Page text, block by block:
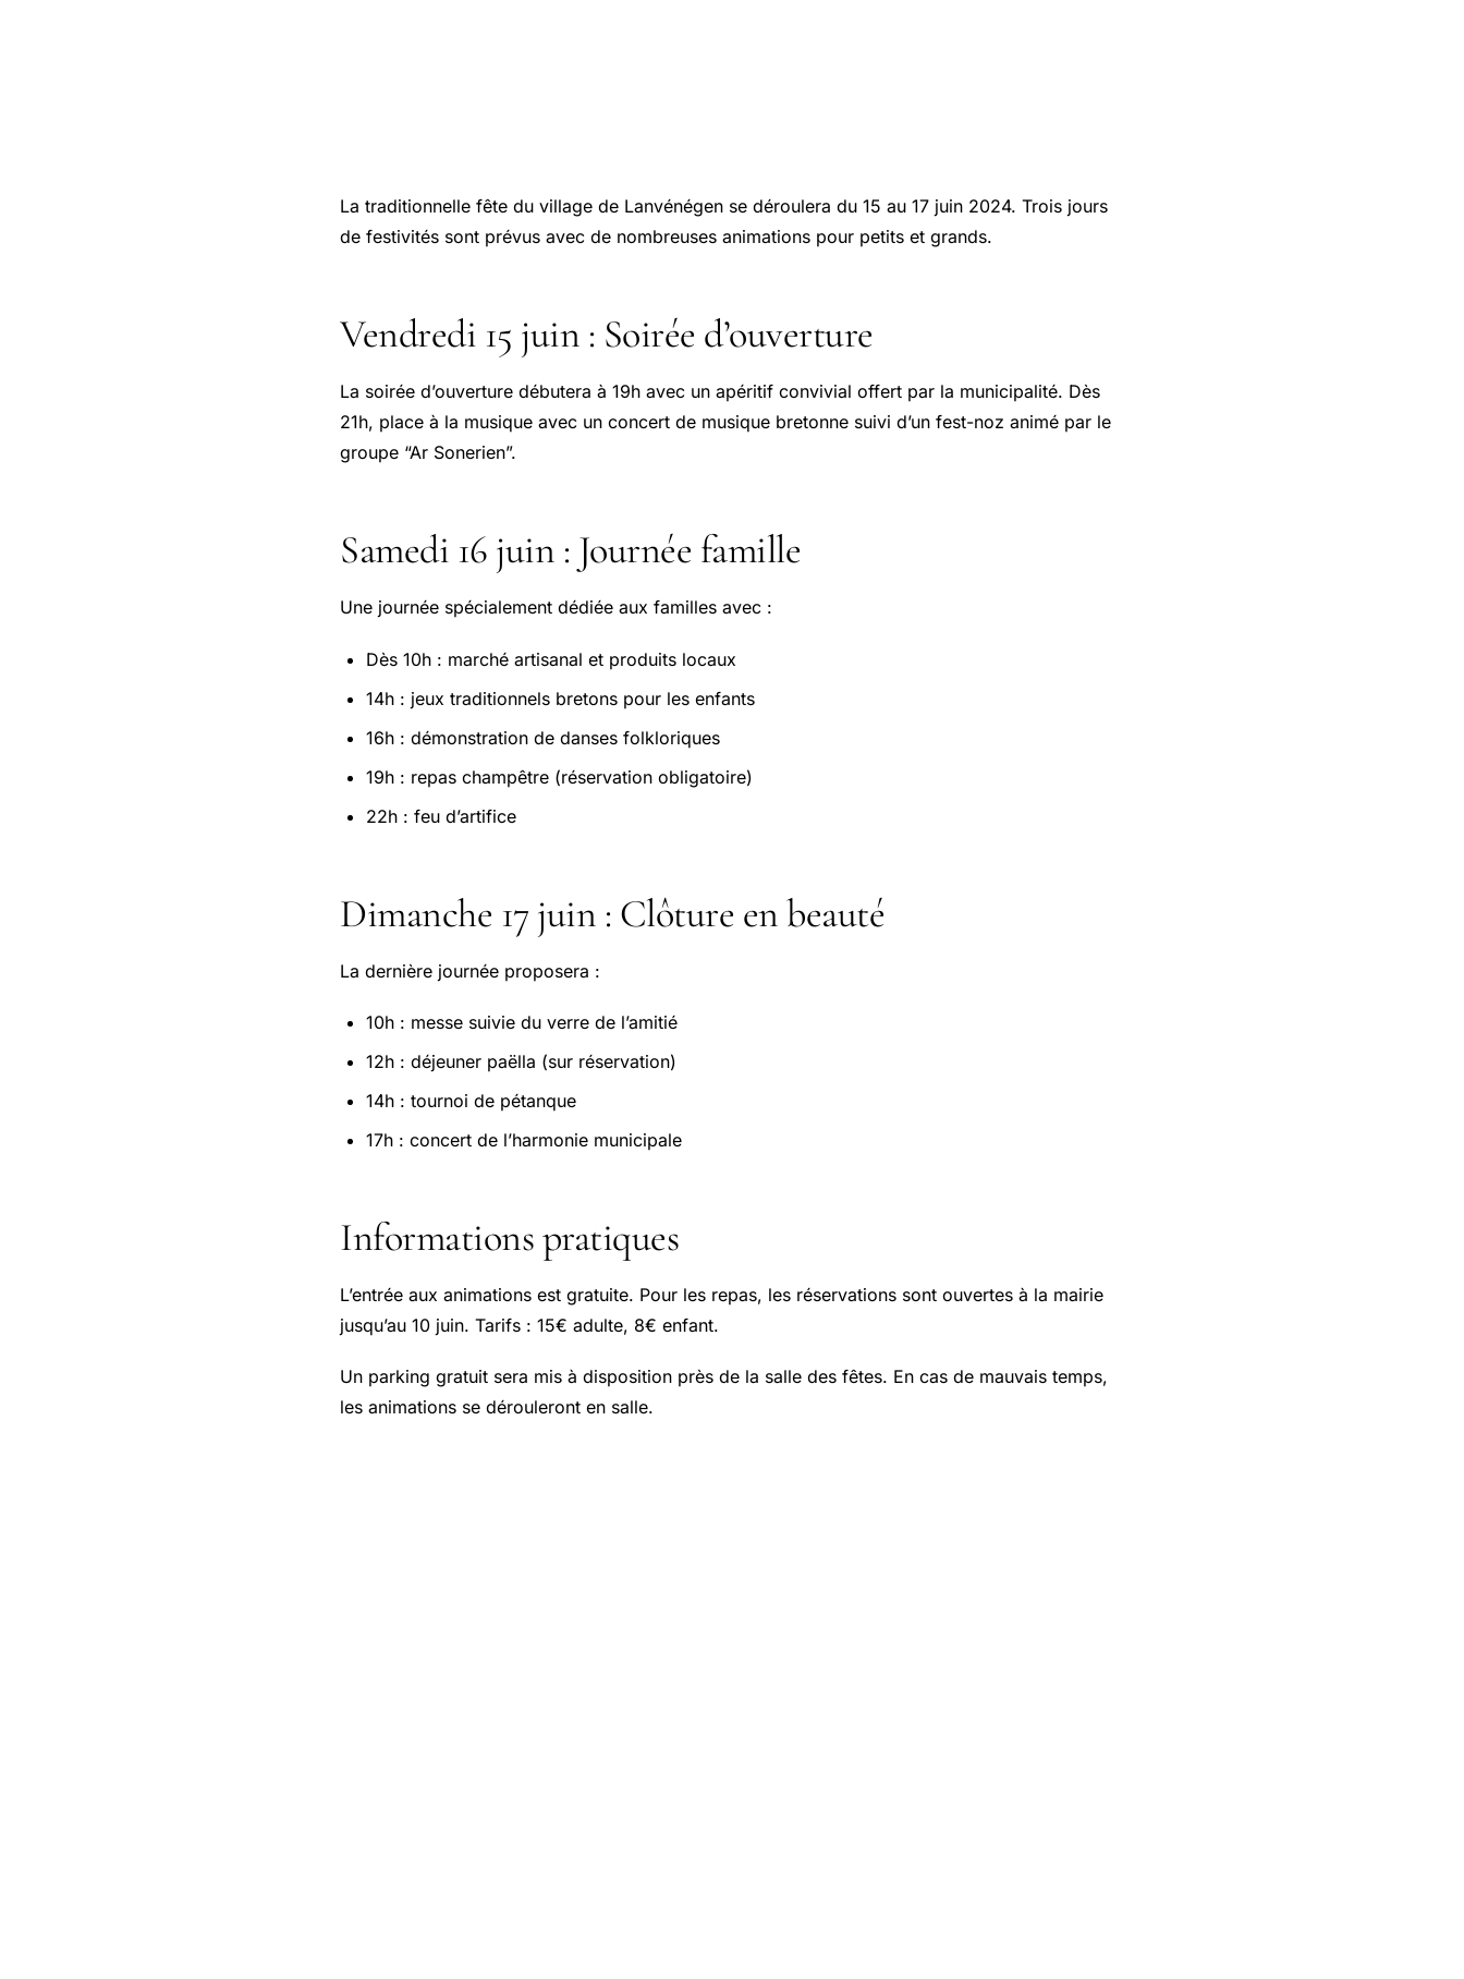
La traditionnelle fête du village de Lanvénégen se déroulera du 15 au 17 juin 2024. Trois jours
de festivités sont prévus avec de nombreuses animations pour petits et grands.
Vendredi 15 juin : Soirée d’ouverture
La soirée d’ouverture débutera à 19h avec un apéritif convivial offert par la municipalité. Dès
21h, place à la musique avec un concert de musique bretonne suivi d’un fest-noz animé par le
groupe “Ar Sonerien”.
Samedi 16 juin : Journée famille
Une journée spécialement dédiée aux familles avec :
Dès 10h : marché artisanal et produits locaux
14h : jeux traditionnels bretons pour les enfants
16h : démonstration de danses folkloriques
19h : repas champêtre (réservation obligatoire)
22h : feu d’artifice
Dimanche 17 juin : Clôture en beauté
La dernière journée proposera :
10h : messe suivie du verre de l’amitié
12h : déjeuner paëlla (sur réservation)
14h : tournoi de pétanque
17h : concert de l’harmonie municipale
Informations pratiques
L’entrée aux animations est gratuite. Pour les repas, les réservations sont ouvertes à la mairie
jusqu’au 10 juin. Tarifs : 15€ adulte, 8€ enfant.
Un parking gratuit sera mis à disposition près de la salle des fêtes. En cas de mauvais temps,
les animations se dérouleront en salle.